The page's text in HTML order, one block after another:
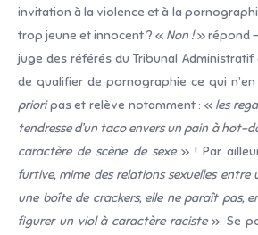
invitation à la violence et à la
trop jeune et innocent ? « Non !» répond
juge des référés du Tribunal Administratif
de qualifier de pornographie ce qui
prioripas et relève notamment : « les
tendresse d’un taco envers un pain à hot-
caractère de scène de sexe» ! Par
furtive, mime des relations sexuelles
une boîte de crackers, elle ne paraît pas,
figurer un viol à caractère raciste». Se